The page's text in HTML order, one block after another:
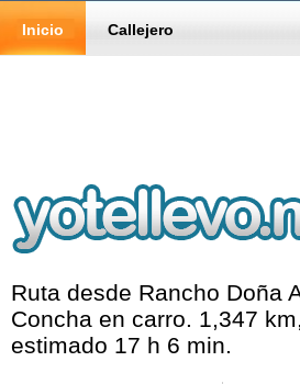
Inicio Callejero
Ruta desde Rancho Doña
Concha en carro. 1,347
estimado 17 h 6 min.